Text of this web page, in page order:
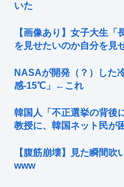
いた
【画像あり】女子大生「
を見せたいのか自分を見
NASAが開発（？）した
感-15℃」←これ
韓国人「不正選挙の背後
教授に、韓国ネット民が
【腹筋崩壊】見た瞬間吹
www